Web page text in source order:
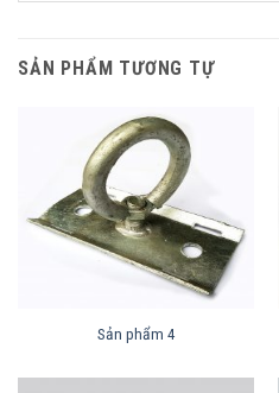
SẢN PHẨM TƯƠNG TỰ
Sản phẩm 4